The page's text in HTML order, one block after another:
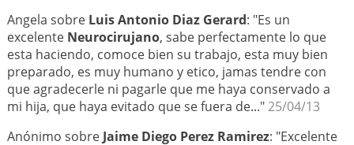
Angela sobre Luis Antonio Diaz Gerard: "Es un
excelente Neurocirujano, sabe perfectamente lo que
esta haciendo, comoce bien su trabajo, esta muy bien
preparado, es muy humano y etico, jamas tendre con
que agradecerle ni pagarle que me haya conservado a
mi hija, que haya evitado que se fuera de..."25/04/13
Anónimo sobreJaime Diego Perez Ramirez: "Excelente